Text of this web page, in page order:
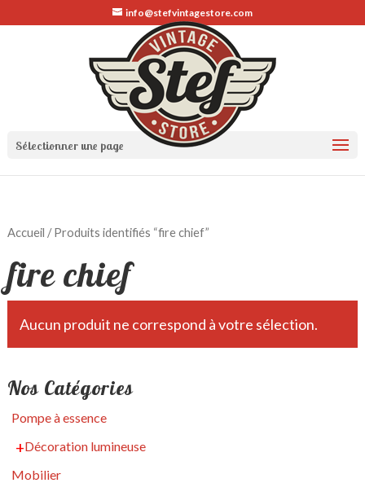
info@stefvintagestore.com
Sélectionner une page
Accueil / Produits identifiés “fire chief”
fire chief
Aucun produit ne correspond à votre sélection.
Nos Catégories
Pompe à essence
Décoration lumineuse
Mobilier